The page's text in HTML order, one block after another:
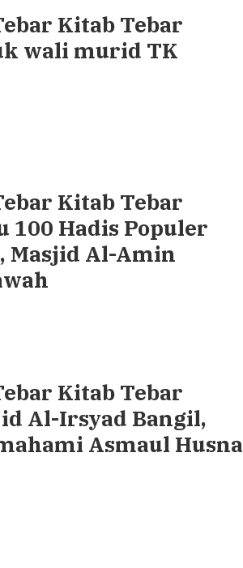
Kitab Tebar
wali murid TK
Kitab Tebar
100 Hadis Populer
Masjid Al-Amin
Kitab Tebar
Al-Irsyad Bangil,
Asmaul Husna